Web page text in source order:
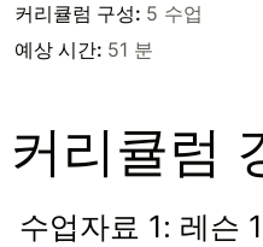
커리큘럼 구성: 5 수업
예상 시간: 51 분
커리큘럼
수업자료 1: 레슨